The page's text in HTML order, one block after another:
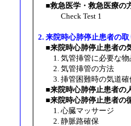
■救急医学・救急医療の
Check Test 1
2. 来院時心肺停止患者の
■来院時心肺停止患者の
1. 気管挿管に必要な物
2. 気管挿管の方法
3. 挿管困難時の気道確
■来院時心肺停止患者の
■来院時心肺停止患者の
1. 心臓マッサージ
2. 静脈路確保